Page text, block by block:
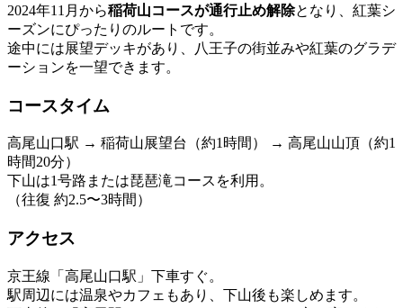
2024年11月から稲荷山コースが通行止め解除となり、紅葉シ
ーズンにぴったりのルートです。
途中には展望デッキがあり、八王子の街並みや紅葉のグラデ
ーションを一望できます。
コースタイム
高尾山口駅 → 稲荷山展望台（約1時間） → 高尾山山頂（約1
時間20分）
下山は1号路または琵琶滝コースを利用。
（往復 約2.5〜3時間）
アクセス
京王線「高尾山口駅」下車すぐ。
駅周辺には温泉やカフェもあり、下山後も楽しめます。